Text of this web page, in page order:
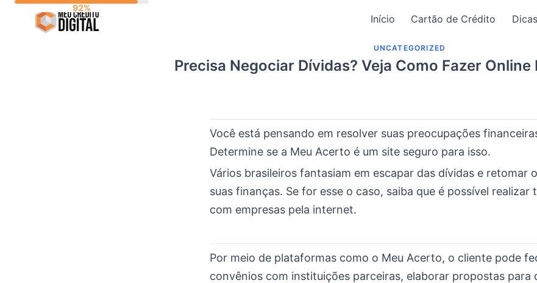
Início Cartão de Crédito Dicas
UNCATEGORIZED
Precisa Negociar Dívidas? Veja Como Fazer
Você está pensando em resolver suas preocupações
Determine se a Meu Acerto é um site seguro para isso.
Vários brasileiros fantasiam em escapar das dívidas e retomar
suas finanças. Se for esse o caso, saiba que é possível realizar
com empresas pela internet.
Por meio de plataformas como o Meu Acerto, o cliente pode
convênios com instituições parceiras, elaborar propostas para